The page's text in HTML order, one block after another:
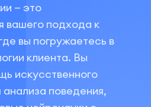
— это
вашего подхода к
вы погружаетесь в
клиента. Вы
искусственного
анализа поведения,